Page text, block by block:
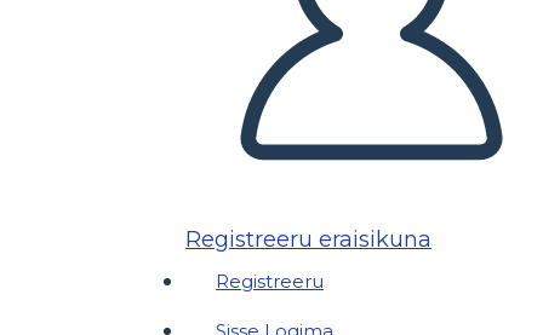
Registreeru eraisikuna
Registreeru